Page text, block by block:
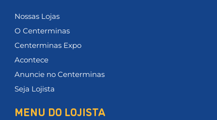
Nossas Lojas
O Centerminas
Centerminas Expo
Acontece
Anuncie no Centerminas
Seja Lojista
MENU DO LOJISTA